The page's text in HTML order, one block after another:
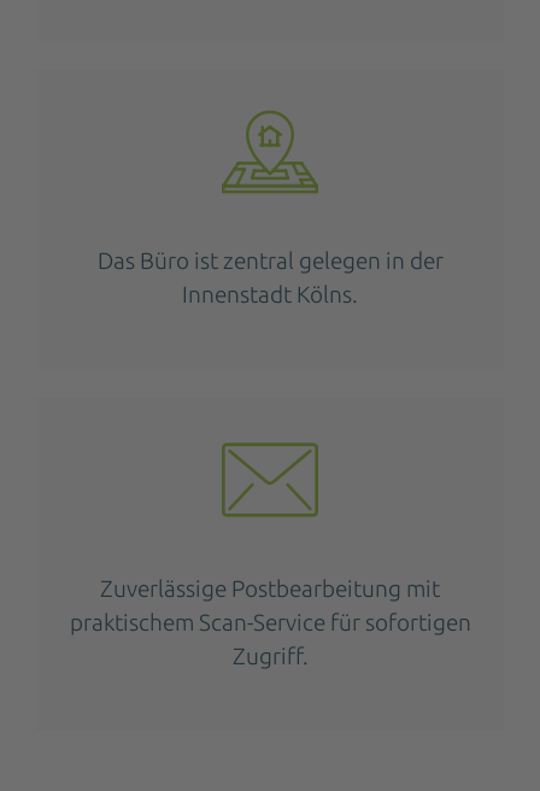
Das Büro ist zentral gelegen in der
Innenstadt Kölns.
Zuverlässige Postbearbeitung mit
praktischem Scan-Service für sofortigen
Zugriff.